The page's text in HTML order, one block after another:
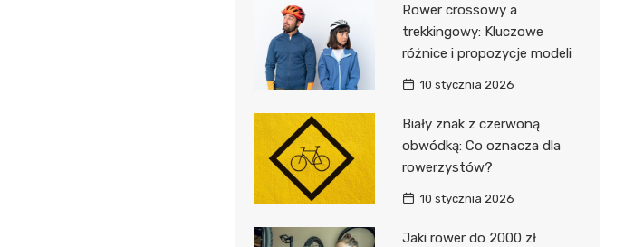
Rower crossowy a
trekkingowy: Kluczowe
różnice i propozycje modeli
10 stycznia 2026
Biały znak z czerwoną
obwódką: Co oznacza dla
rowerzystów?
10 stycznia 2026
Jaki rower do 2000 zł